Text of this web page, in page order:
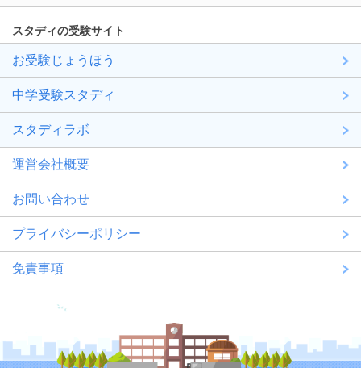
スタディの受験サイト
お受験じょうほう
中学受験スタディ
スタディラボ
運営会社概要
お問い合わせ
プライバシーポリシー
免責事項